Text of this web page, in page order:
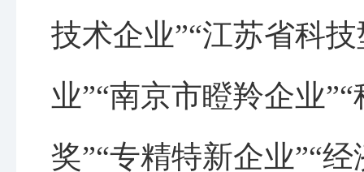
技术企业”“江苏省科
业”“南京市瞪羚企业
奖”“专精特新企业”“